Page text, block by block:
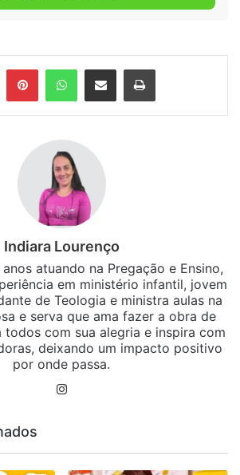
PinterestWhatsApp
Compartilhar via e-mail Imprimir
Indiara Lourenço
atuando na Pregação e Ensino,
em ministério infantil, jovem
de Teologia e ministra aulas na
e serva que ama fazer a obra de
todos com sua alegria e inspira com
deixando um impacto positivo
por onde passa.